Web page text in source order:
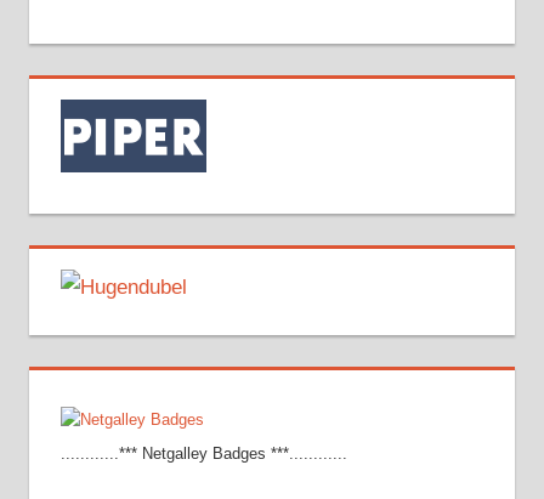
............*** Netgalley Badges ***............